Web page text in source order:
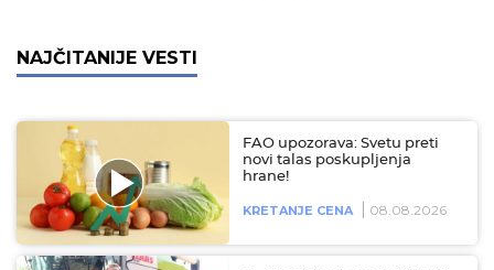
NAJČITANIJE VESTI
FAO upozorava: Svetu preti
novi talas poskupljenja
hrane!
KRETANJE CENA 08.08.2026